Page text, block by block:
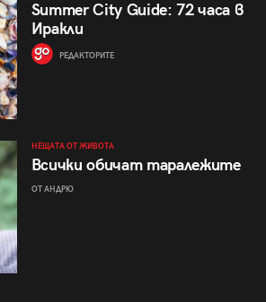
Summer City Guide: 72 часа в
Иракли
РЕДАКТОРИТЕ
НЕЩАТА ОТ ЖИВОТА
Всички обичат таралежите
ОТ АНДРЮ